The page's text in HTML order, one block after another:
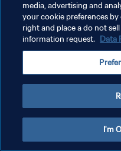
プライバシーポリシー
サービス利用規約
クッキー設定の管理
media, advertising and
your cookie preferences
right and place a do not
information request. Data
I'm